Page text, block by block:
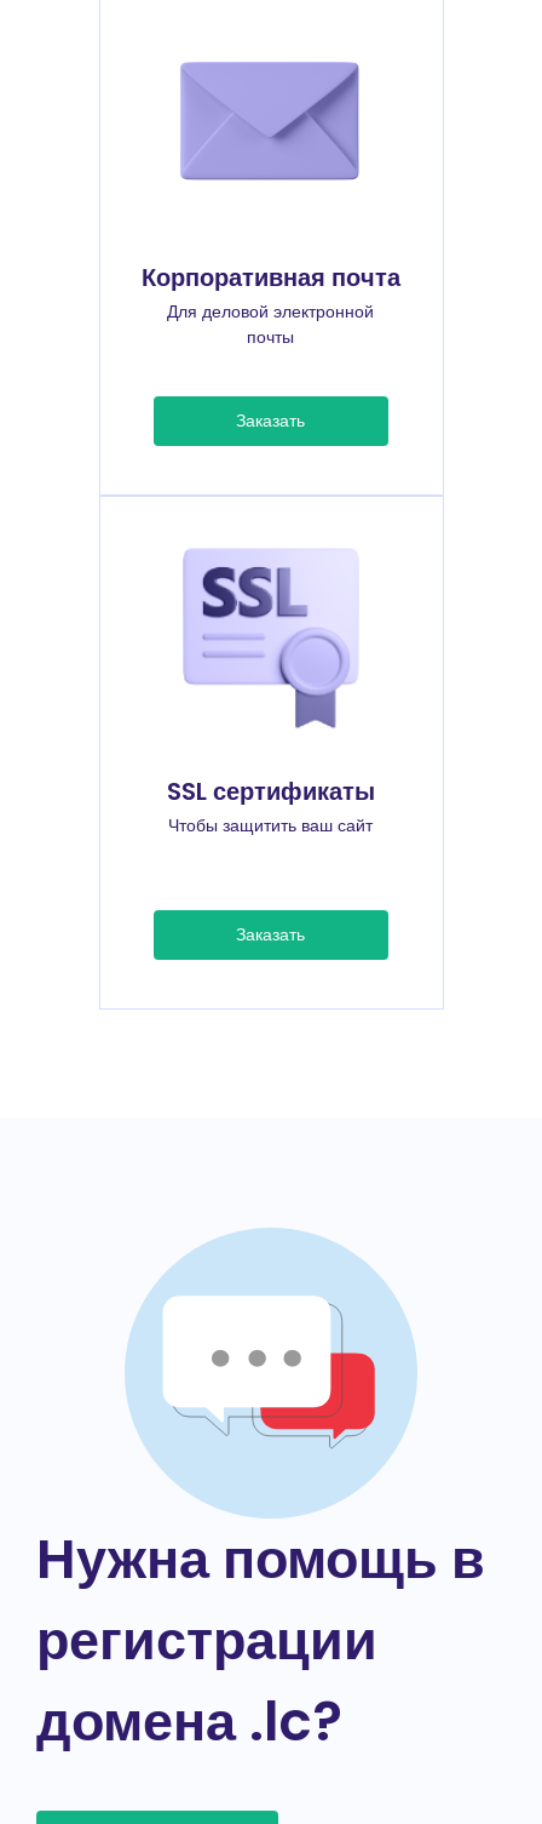
Корпоративная почта
Для деловой электронной
почты
Заказать
SSL сертификаты
Чтобы защитить ваш сайт
Заказать
Нужна помощь в
регистрации
домена .lc?